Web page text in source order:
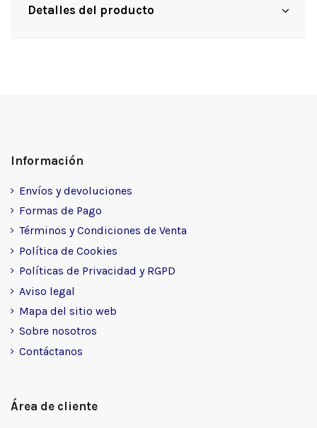
Detalles del producto
Información
Envíos y devoluciones
Formas de Pago
Términos y Condiciones de Venta
Política de Cookies
Políticas de Privacidad y RGPD
Aviso legal
Mapa del sitio web
Sobre nosotros
Contáctanos
Área de cliente